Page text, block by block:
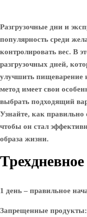
Разгрузочные дни и
популярность среди
контролировать вес. В
разгрузочных дней,
улучшить пищеварение
метод имеет свои
выбрать подходящий
Узнайте, как правильно
чтобы он стал
образа жизни.
1 день – правильное
Запрещенные продукты: